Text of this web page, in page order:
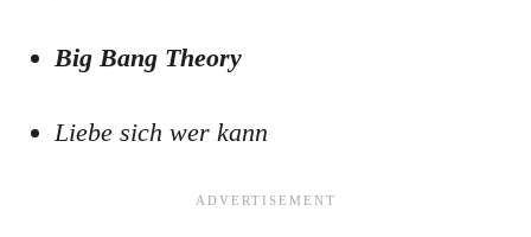
Big Bang Theory
Liebe sich wer kann